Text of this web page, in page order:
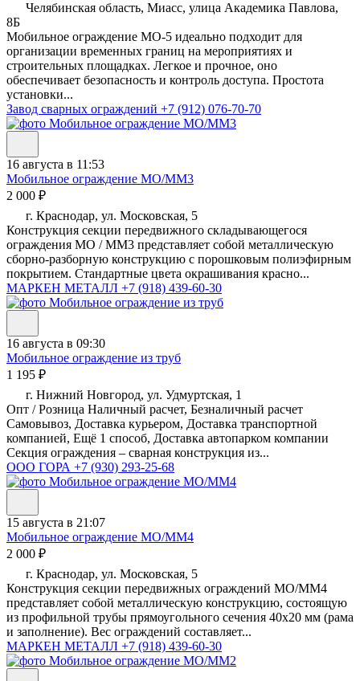
Челябинская область, Миасс, улица Академика Павлова,
8Б
Мобильное ограждение МО-5 идеально подходит для
организации временных границ на мероприятиях и
строительных площадках. Легкое и прочное, оно
обеспечивает безопасность и контроль доступа. Простота
установки...
Завод сварных ограждений +7 (912) 076-70-70
16 августа в 11:53
Мобильное ограждение МО/ММ3
2 000 ₽
г. Краснодар, ул. Московская, 5
Конструкция секции передвижного складывающегося
ограждения МО / MM3 представляет собой металлическую
сборно-разборную конструкцию с порошковым полиэфирным
покрытием. Стандартные цвета окрашивания красно...
МАРКЕН МЕТАЛЛ +7 (918) 439-60-30
16 августа в 09:30
Мобильное ограждение из труб
1 195 ₽
г. Нижний Новгород, ул. Удмуртская, 1
Опт / Розница Наличный расчет, Безналичный расчет
Самовывоз, Доставка курьером, Доставка транспортной
компанией, Ещё 1 способ, Доставка автопарком компании
Секция ограждения – сварная конструкция из...
ООО ГОРА +7 (930) 293-25-68
15 августа в 21:07
Мобильное ограждение МО/ММ4
2 000 ₽
г. Краснодар, ул. Московская, 5
Конструкция секции передвижных ограждений МО/MM4
представляет собой металлическую конструкцию, состоящую
из профильной трубы прямоугольного сечения 40х20 мм (рама
и заполнение). Вес ограждений составляет...
МАРКЕН МЕТАЛЛ +7 (918) 439-60-30